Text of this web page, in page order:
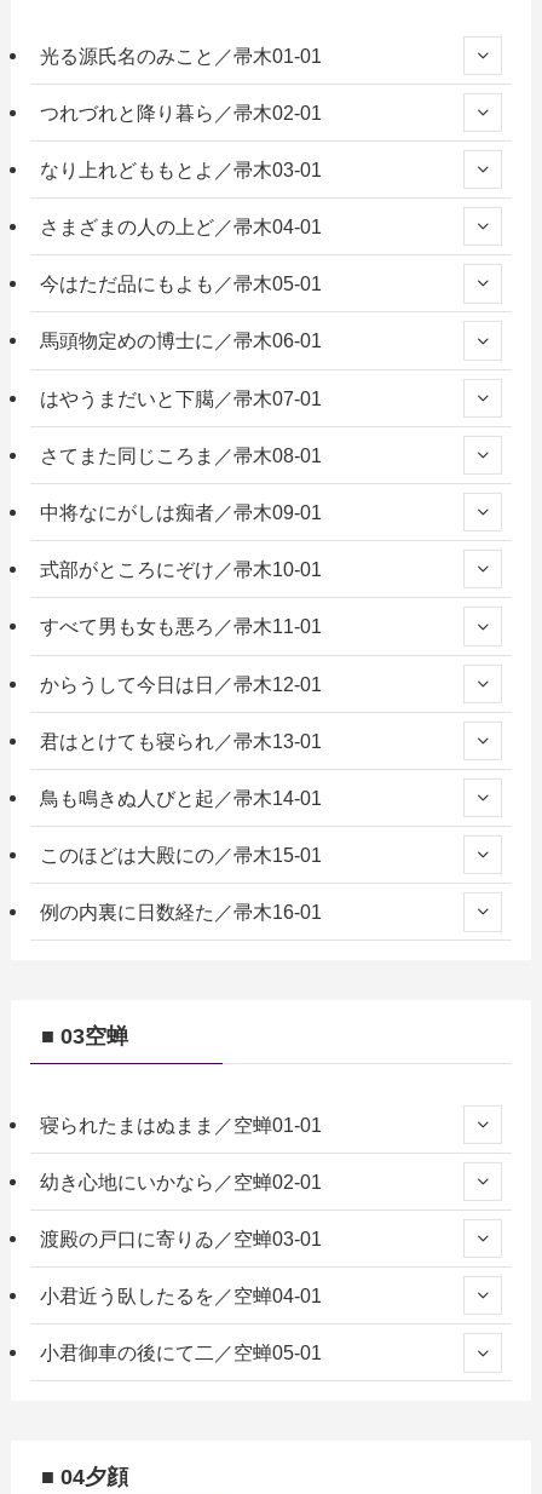
光る源氏名のみこと／帚木01-01
つれづれと降り暮ら／帚木02-01
なり上れどももとよ／帚木03-01
さまざまの人の上ど／帚木04-01
今はただ品にもよも／帚木05-01
馬頭物定めの博士に／帚木06-01
はやうまだいと下臈／帚木07-01
さてまた同じころま／帚木08-01
中将なにがしは痴者／帚木09-01
式部がところにぞけ／帚木10-01
すべて男も女も悪ろ／帚木11-01
からうして今日は日／帚木12-01
君はとけても寝られ／帚木13-01
鳥も鳴きぬ人びと起／帚木14-01
このほどは大殿にの／帚木15-01
例の内裏に日数経た／帚木16-01
■ 03空蝉
寝られたまはぬまま／空蝉01-01
幼き心地にいかなら／空蝉02-01
渡殿の戸口に寄りゐ／空蝉03-01
小君近う臥したるを／空蝉04-01
小君御車の後にて二／空蝉05-01
■ 04夕顔